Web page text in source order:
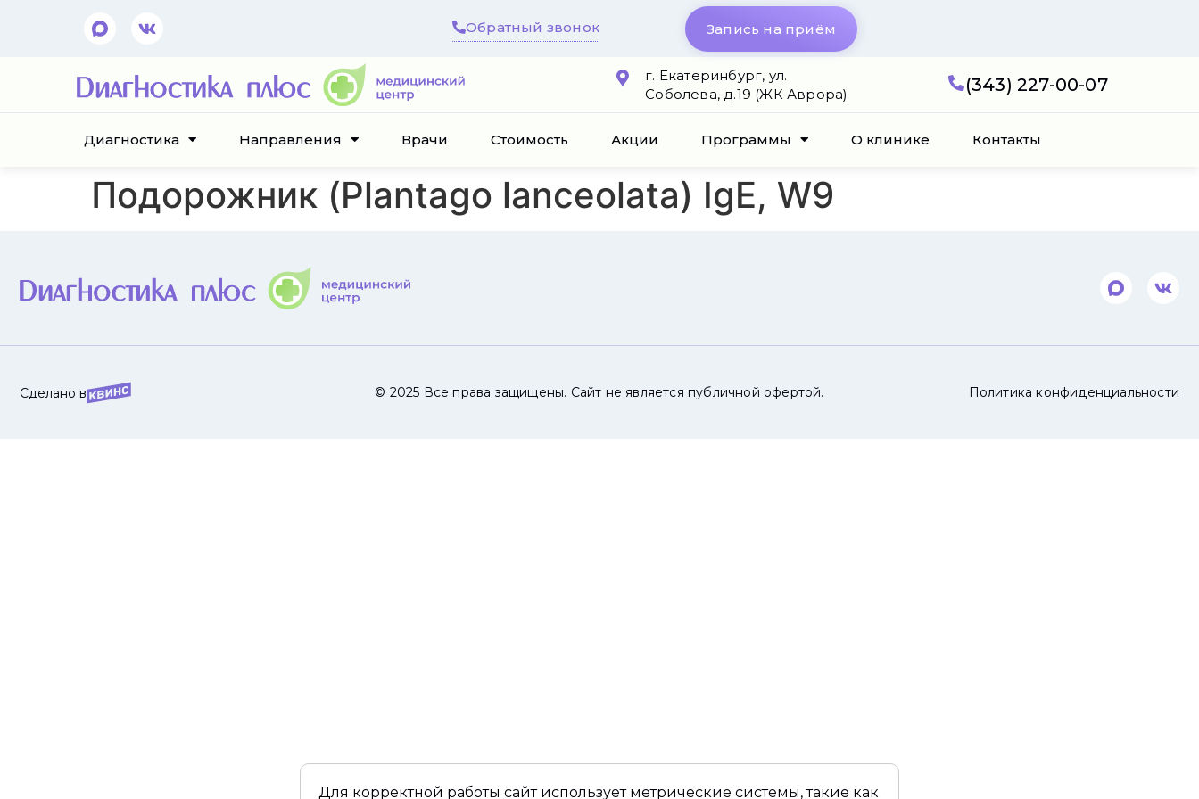
Обратный звонок Запись на приём
г. Екатеринбург, ул.
Соболева, д.19 (ЖК Аврора)
(343) 227-00-07
Диагностика Направления Врачи Стоимость Акции Программы О клинике Контакты
Подорожник (Plantago lanceolata) IgE, W9
Сделано в © 2025 Все права защищены. Сайт не является публичной офертой. Политика конфиденциальности
Для корректной работы сайт использует метрические системы, такие как